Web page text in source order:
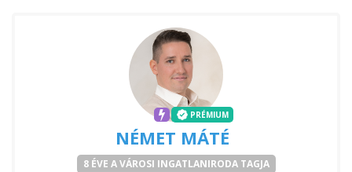
PRÉMIUM
NÉMET MÁTÉ
8 ÉVE A VÁROSI INGATLANIRODA TAGJA